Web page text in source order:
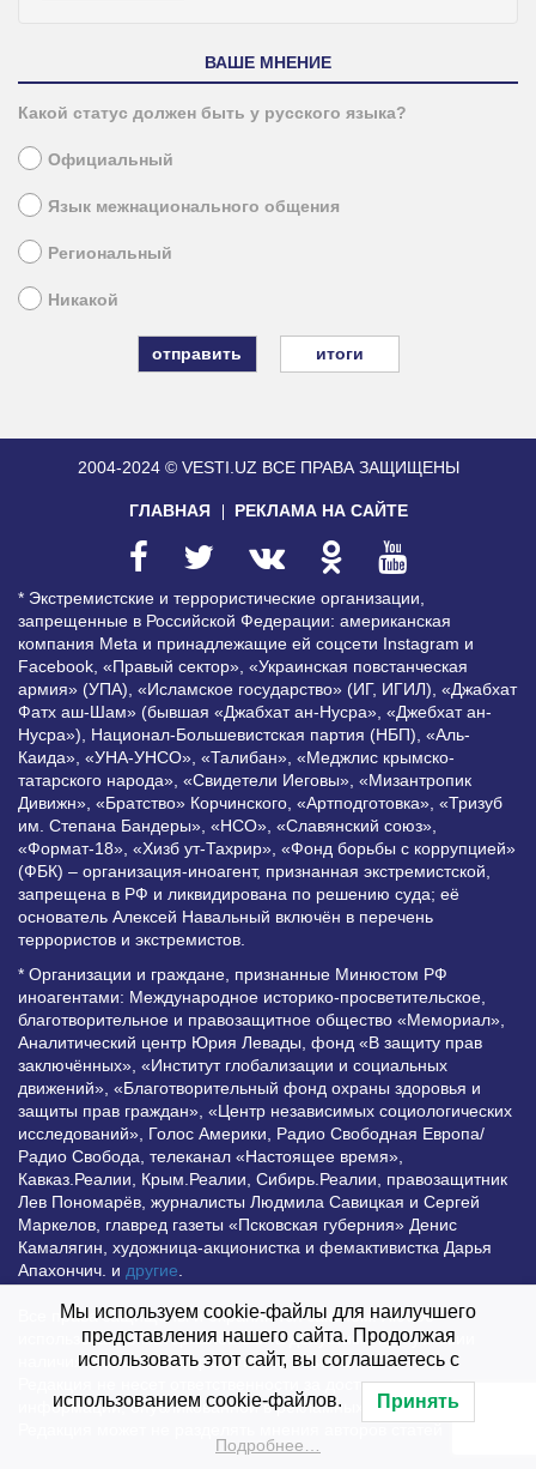
ВАШЕ МНЕНИЕ
Какой статус должен быть у русского языка?
Официальный
Язык межнационального общения
Региональный
Никакой
итоги
2004-2024 © VESTI.UZ ВСЕ ПРАВА ЗАЩИЩЕНЫ
ГЛАВНАЯ РЕКЛАМА НА САЙТЕ
* Экстремистские и террористические организации,
запрещенные в Российской Федерации: американская
компания Meta и принадлежащие ей соцсети Instagram и
Facebook, «Правый сектор», «Украинская повстанческая
армия» (УПА), «Исламское государство» (ИГ, ИГИЛ), «Джабхат
Фатх аш-Шам» (бывшая «Джабхат ан-Нусра», «Джебхат ан-
Нусра»), Национал-Большевистская партия (НБП), «Аль-
Каида», «УНА-УНСО», «Талибан», «Меджлис крымско-
татарского народа», «Свидетели Иеговы», «Мизантропик
Дивижн», «Братство» Корчинского, «Артподготовка», «Тризуб
им. Степана Бандеры», «НСО», «Славянский союз»,
«Формат-18», «Хизб ут-Тахрир», «Фонд борьбы с коррупцией»
(ФБК) – организация-иноагент, признанная экстремистской,
запрещена в РФ и ликвидирована по решению суда; её
основатель Алексей Навальный включён в перечень
террористов и экстремистов.
* Организации и граждане, признанные Минюстом РФ
иноагентами: Международное историко-просветительское,
благотворительное и правозащитное общество «Мемориал»,
Аналитический центр Юрия Левады, фонд «В защиту прав
заключённых», «Институт глобализации и социальных
движений», «Благотворительный фонд охраны здоровья и
защиты прав граждан», «Центр независимых социологических
исследований», Голос Америки, Радио Свободная Европа/
Радио Свобода, телеканал «Настоящее время»,
Кавказ.Реалии, Крым.Реалии, Сибирь.Реалии, правозащитник
Лев Пономарёв, журналисты Людмила Савицкая и Сергей
Маркелов, главред газеты «Псковская губерния» Денис
Камалягин, художница-акционистка и фемактивистка Дарья
Апахончич. и другие
Все права защищены и охраняются законом. Любое
использование материалов сайта допустимо при условии
наличия активной гиперссылки на Vesti.UZ.
Редакция не несет ответственности за достоверность
информации, опубликованной в рекламных объявлениях.
Мы используем cookie-файлы для наилучшего
представления нашего сайта. Продолжая
использовать этот сайт, вы соглашаетесь с
использованием cookie-файлов. Принять
Подробнее…